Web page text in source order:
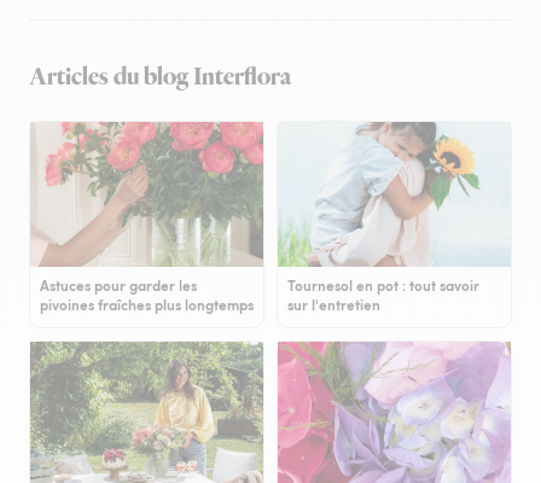
Articles du blog Interflora
Astuces pour garder les
pivoines fraîches plus longtemps
Tournesol en pot : tout savoir
sur l'entretien